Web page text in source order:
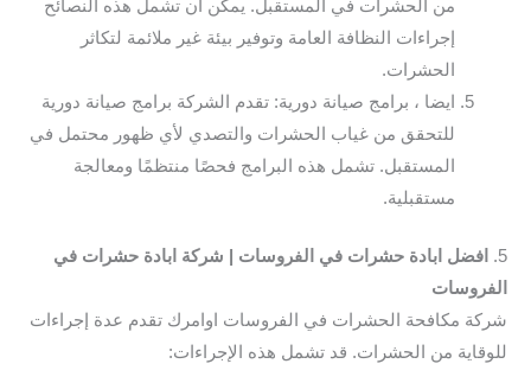
من الحشرات في المستقبل. يمكن أن تشمل هذه النصائح
إجراءات النظافة العامة وتوفير بيئة غير ملائمة لتكاثر
الحشرات.
ايضا ، برامج صيانة دورية: تقدم الشركة برامج صيانة دورية
للتحقق من غياب الحشرات والتصدي لأي ظهور محتمل في
المستقبل. تشمل هذه البرامج فحصًا منتظمًا ومعالجة
مستقبلية.
5.
افضل ابادة حشرات في الفروسات | شركة ابادة حشرات في
الفروسات
شركة مكافحة الحشرات في الفروسات اوامرك تقدم عدة إجراءات
للوقاية من الحشرات. قد تشمل هذه الإجراءات: